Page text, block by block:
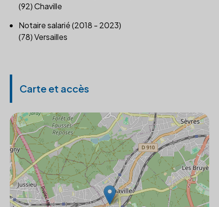
(92) Chaville
Notaire salarié (2018 - 2023)
(78) Versailles
Carte et accès